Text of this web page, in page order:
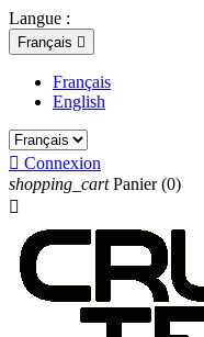
Langue :
Français 
Français
English
 Connexion
shopping_cart Panier (0)
